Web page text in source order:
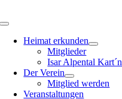
Inhalt
Toggle
NavigationHeimat erkunden
Mitglieder
Isar Alpental Kart´n
Der Verein
Mitglied werden
Veranstaltungen